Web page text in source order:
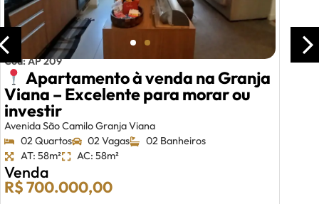
Cód: AP 209
Apartamento à venda na Granja
Viana – Excelente para morar ou
investir
Avenida São Camilo Granja Viana
02 Quartos
02 Vagas
02 Banheiros
AT: 58m²
AC: 58m²
Venda
R$ 700.000,00